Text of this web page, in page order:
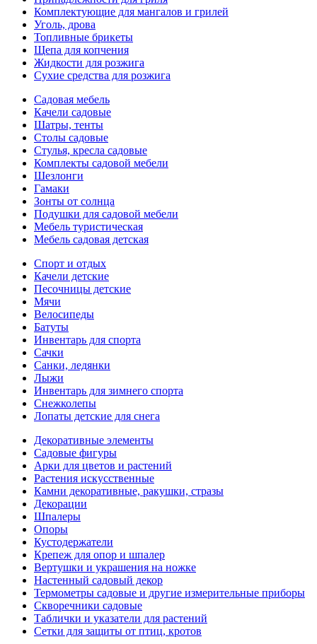
Комплектующие для мангалов и грилей
Уголь, дрова
Топливные брикеты
Щепа для копчения
Жидкости для розжига
Сухие средства для розжига
Садовая мебель
Качели садовые
Шатры, тенты
Столы садовые
Стулья, кресла садовые
Комплекты садовой мебели
Шезлонги
Гамаки
Зонты от солнца
Подушки для садовой мебели
Мебель туристическая
Мебель садовая детская
Спорт и отдых
Качели детские
Песочницы детские
Мячи
Велосипеды
Батуты
Инвентарь для спорта
Сачки
Санки, ледянки
Лыжи
Инвентарь для зимнего спорта
Снежколепы
Лопаты детские для снега
Декоративные элементы
Садовые фигуры
Арки для цветов и растений
Растения искусственные
Камни декоративные, ракушки, стразы
Декорации
Шпалеры
Опоры
Кустодержатели
Крепеж для опор и шпалер
Вертушки и украшения на ножке
Настенный садовый декор
Термометры садовые и другие измерительные приборы
Скворечники садовые
Таблички и указатели для растений
Сетки для защиты от птиц, кротов